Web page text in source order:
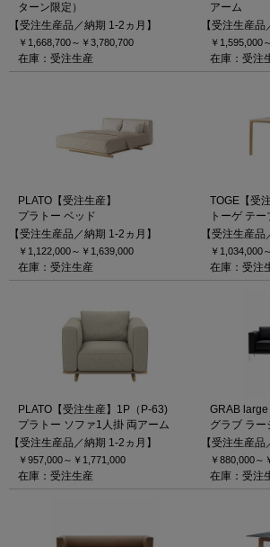
ターン限定）
【受注生産品／納期 1-2ヵ月】
￥1,668,700～ ￥3,780,700
在庫：受注生産
アーム
【受注生産品
￥1,595,000～
在庫：受注
PLATO【受注生産】
プラトー ベッド
【受注生産品／納期 1-2ヵ月】
￥1,122,000～ ￥1,639,000
在庫：受注生産
TOGE【受
トーゲ テー
【受注生産品
￥1,034,000～
在庫：受注
PLATO【受注生産】1P（P-63)
プラトー ソファ1人掛 両アーム
【受注生産品／納期 1-2ヵ月】
￥957,000～ ￥1,771,000
在庫：受注生産
GRAB large
グラブ ラ
【受注生産品
￥880,000～
在庫：受注